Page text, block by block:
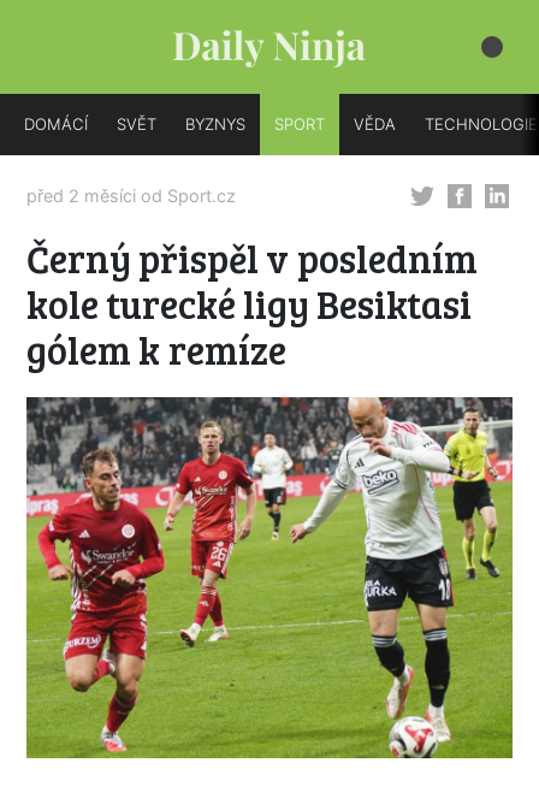
DOMÁCÍ SVĚT BYZNYS SPORT VĚDA TECHNOLOGIE
před 2 měsíci od Sport.cz
Černý přispěl v posledním
kole turecké ligy Besiktasi
gólem k remíze